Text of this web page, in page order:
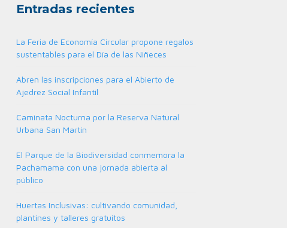
Entradas recientes
La Feria de Economía Circular propone regalos
sustentables para el Día de las Niñeces
Abren las inscripciones para el Abierto de
Ajedrez Social Infantil
Caminata Nocturna por la Reserva Natural
Urbana San Martín
El Parque de la Biodiversidad conmemora la
Pachamama con una jornada abierta al
público
Huertas Inclusivas: cultivando comunidad,
plantines y talleres gratuitos